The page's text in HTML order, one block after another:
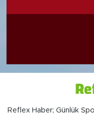
Reflex Haber; Günlük